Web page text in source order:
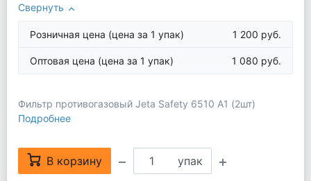
Свернуть
Розничная цена (цена за 1 упак) 1 200 руб.
Оптовая цена (цена за 1 упак) 1 080 руб.
Фильтр противогазовый Jeta Safety 6510 А1 (2шт)
Подробнее
В корзину упак